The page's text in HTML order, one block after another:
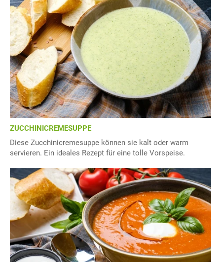
ZUCCHINICREMESUPPE
Diese Zucchinicremesuppe können sie kalt oder warm
servieren. Ein ideales Rezept für eine tolle Vorspeise.